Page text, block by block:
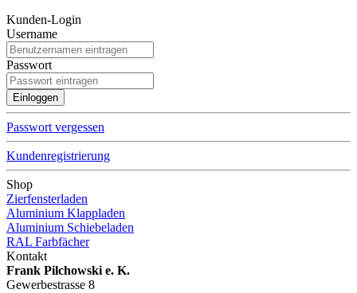
Kunden-Login
Username
Passwort
Passwort vergessen
Kundenregistrierung
Shop
Zierfensterladen
Aluminium Klappladen
Aluminium Schiebeladen
RAL Farbfächer
Kontakt
Frank Pilchowski e. K.
Gewerbestrasse 8